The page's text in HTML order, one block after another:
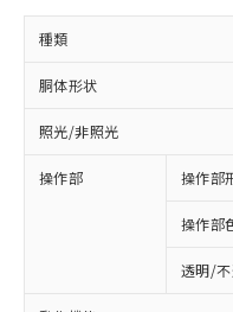
種類
胴体形状
照光/非照光
操作部 操作部
操作部
透明/